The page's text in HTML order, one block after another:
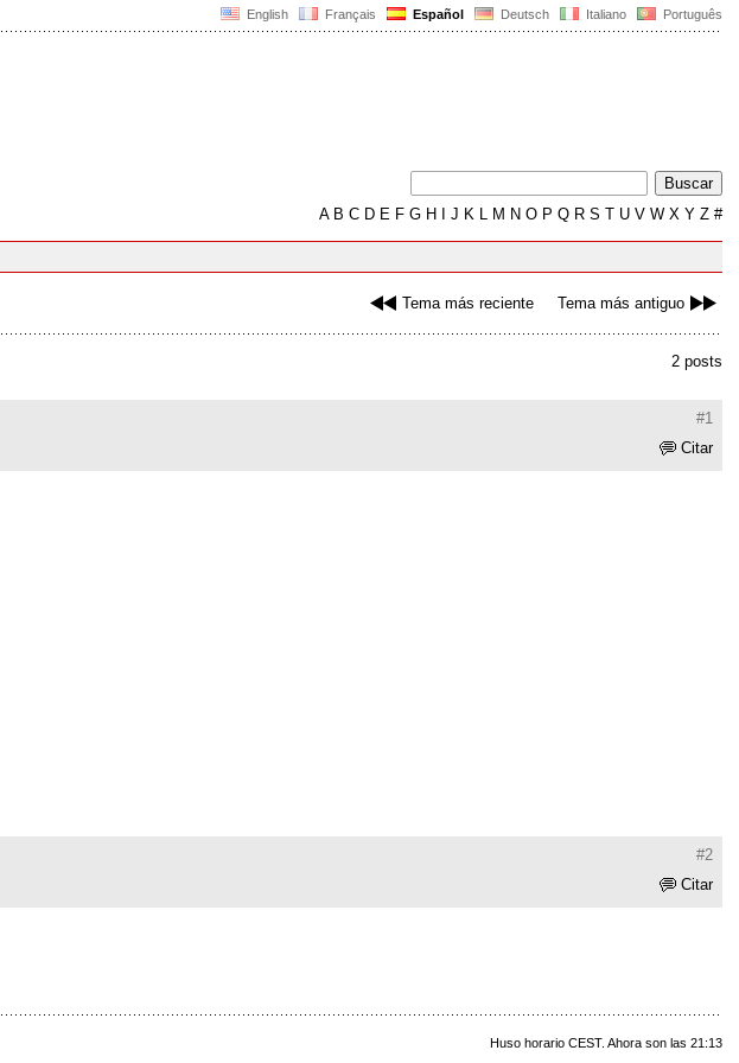
English Français Español Deutsch Italiano Português
AB C D E F G H J K L M N O P Q R S T U V W X Y Z #
Tema más reciente Tema más antiguo
2 posts
#1
Citar
#2
Citar
Huso horario CEST. Ahora son las 21:13